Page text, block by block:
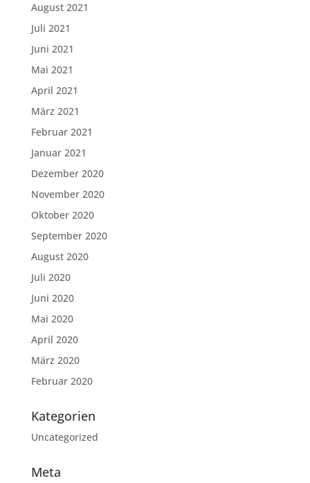
August 2021
Juli 2021
Juni 2021
Mai 2021
April 2021
März 2021
Februar 2021
Januar 2021
Dezember 2020
November 2020
Oktober 2020
September 2020
August 2020
Juli 2020
Juni 2020
Mai 2020
April 2020
März 2020
Februar 2020
Kategorien
Uncategorized
Meta